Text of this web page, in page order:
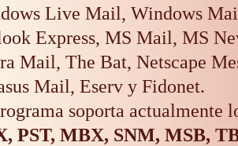
Live Mail, Windows
Express, MS Mail, MS
Mail, The Bat, Netscape
Mail, Eserv y Fidonet.
soporta actualmente
PST, MBX, SNM, MSB,